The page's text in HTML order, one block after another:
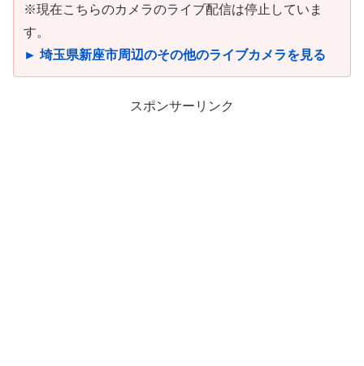
※現在こちらのカメラのライブ配信は停止していま
す。
► 埼玉県新座市周辺のその他のライブカメラを見る
スポンサーリンク